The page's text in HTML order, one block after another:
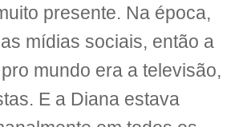
presente. Na época,
mídias sociais, então a
mundo era a televisão,
E a Diana estava